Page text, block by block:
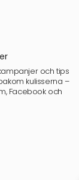
och tips
kulisserna –
Facebook och